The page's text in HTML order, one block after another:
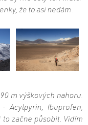
že to asi nedám.
m výškových nahoru.
Acylpyrin, Ibuprofen,
to začne působit. Vidím